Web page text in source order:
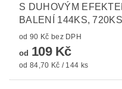
S DUHOVÝM
BALENÍ 144KS,
od 90 Kč bez DPH
od 109 Kč
od 84,70 Kč / 144 ks